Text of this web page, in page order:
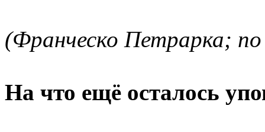
(Франческо Петрарка; по
На что ещё осталось